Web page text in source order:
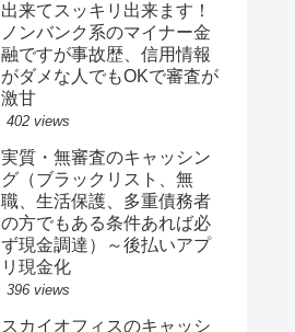
出来てスッキリ出来ます！
ノンバンク系のマイナー金
融ですが事故歴、信用情報
がダメな人でもOKで審査が
激甘
402 views
実質・無審査のキャッシン
グ（ブラックリスト、無
職、生活保護、多重債務者
の方でもある条件あれば必
ず現金調達）～後払いアプ
リ現金化
396 views
スカイオフィスのキャッシ